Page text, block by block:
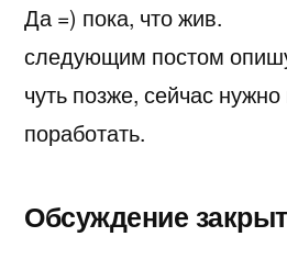
Да =) пока, что жив.
следующим постом
чуть позже, сейчас
поработать.
Обсуждение